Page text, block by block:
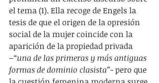
el tema (1). Ella recoge de Engels la
tesis de que el origen de la opresión
social de la mujer coincide con la
aparición de la propiedad privada
–“una de las primeras y más antiguas
formas de dominio clasista”- pero que